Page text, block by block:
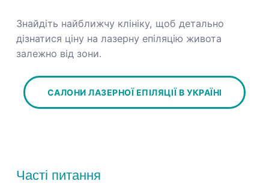
Знайдіть найближчу клініку, щоб детально
дізнатися ціну на лазерну епіляцію живота
залежно від зони.
САЛОНИ ЛАЗЕРНОЇ ЕПІЛЯЦІЇ В УКРАЇНІ
Часті питання